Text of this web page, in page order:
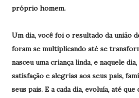
próprio homem.
Um dia, você foi o resultado da união
foram se multiplicando até se
nasceu uma criança linda, e naquele
satisfação e alegrias aos seus pais,
seus pais. E a cada dia, evoluía, até que